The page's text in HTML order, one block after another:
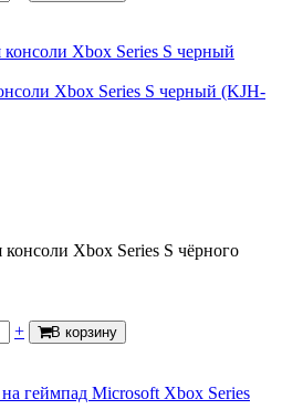
Xbox Series S черный (KJH-
консоли Xbox Series S чёрного
+ В корзину